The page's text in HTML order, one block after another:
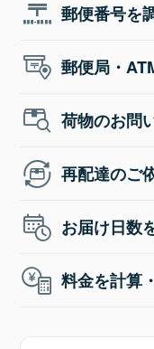
郵便番号を
郵便局・
荷物のお問
再配達のご
お届け日数
料金を計算